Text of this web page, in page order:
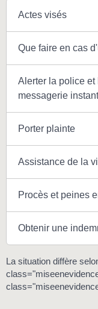
Actes visés
Que faire en cas
Alerter la police
messagerie
Porter plainte
Assistance de la
Procès et peines
Obtenir une
La situation diffère